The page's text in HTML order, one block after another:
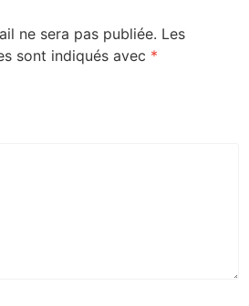
ne sera pas publiée. Les
sont indiqués avec *